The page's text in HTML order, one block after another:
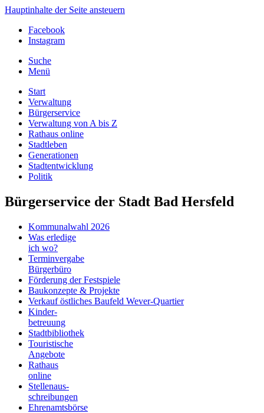
Hauptinhalte der Seite ansteuern
Facebook
Instagram
Suche
Menü
Start
Verwaltung
Bürgerservice
Verwaltung von A bis Z
Rathaus online
Stadtleben
Generationen
Stadtentwicklung
Politik
Bürgerservice der Stadt Bad Hersfeld
Kommunalwahl 2026
Was erledige
ich wo?
Terminvergabe
Bürgerbüro
Förderung der Festspiele
Baukonzepte & Projekte
Verkauf östliches Baufeld Wever-Quartier
Kinder-
betreuung
Stadtbibliothek
Touristische
Angebote
Rathaus
online
Stellenaus-
schreibungen
Ehrenamtsbörse